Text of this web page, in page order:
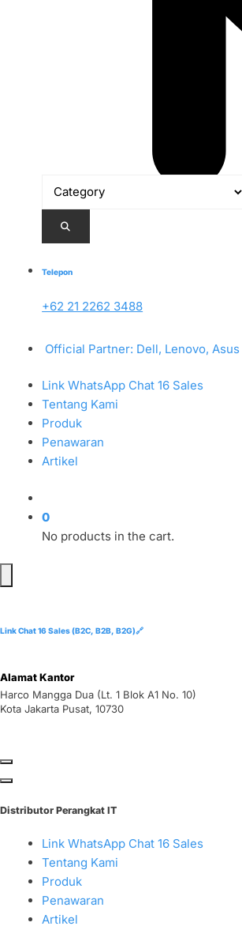
Telepon
+62 21 2262 3488
Official Partner: Dell, Lenovo, Asus
Link WhatsApp Chat 16 Sales
Tentang Kami
Produk
Penawaran
Artikel
0
No products in the cart.
Link Chat 16 Sales (B2C, B2B, B2G)🔗
Alamat Kantor
Harco Mangga Dua (Lt. 1 Blok A1 No. 10)
Kota Jakarta Pusat, 10730
Distributor Perangkat IT
Link WhatsApp Chat 16 Sales
Tentang Kami
Produk
Penawaran
Artikel